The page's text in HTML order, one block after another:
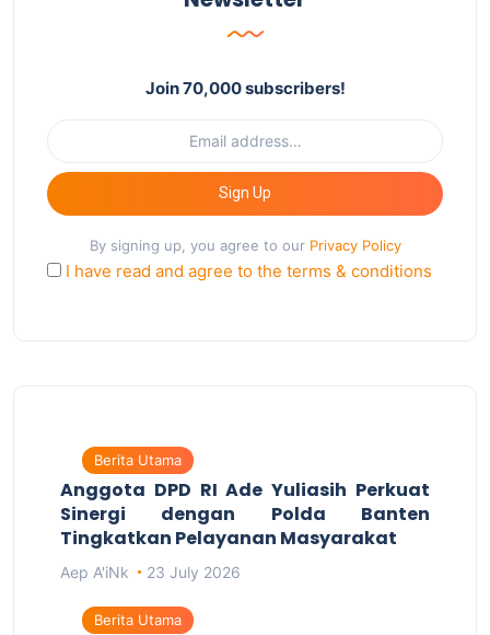
Join 70,000 subscribers!
Sign Up
By signing up, you agree to our Privacy Policy
I have read and agree to the terms & conditions
Berita Utama
Anggota DPD RI Ade Yuliasih Perkuat
Sinergi dengan Polda Banten
Tingkatkan Pelayanan Masyarakat
Aep A'iNk 23 July 2026
Berita Utama